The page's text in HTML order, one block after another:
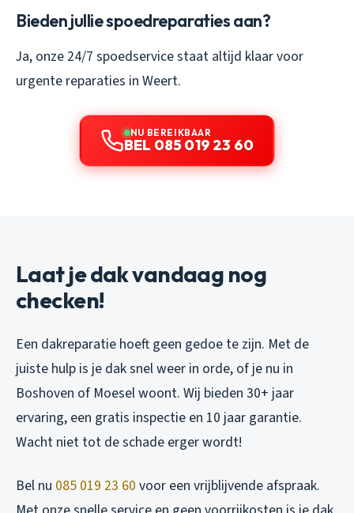
Bieden jullie spoedreparaties aan?
Ja, onze 24/7 spoedservice staat altijd klaar voor
urgente reparaties in Weert.
NU BEREIKBAAR
BEL 085 019 23 60
Laat je dak vandaag nog
checken!
Een dakreparatie hoeft geen gedoe te zijn. Met de
juiste hulp is je dak snel weer in orde, of je nu in
Boshoven of Moesel woont. Wij bieden 30+ jaar
ervaring, een gratis inspectie en 10 jaar garantie.
Wacht niet tot de schade erger wordt!
Bel nu 085 019 23 60 voor een vrijblijvende afspraak.